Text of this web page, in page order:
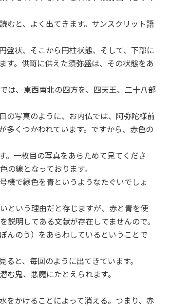
むと、よく出てきます。サンスクリット語
盤状、そこから円柱状態、そして、下部に
す。供笥に供えた須弥盛は、その状態をあ
は、東西南北の四方を、四天王、二十八部
の写真のように、お内仏では、阿弥陀様前
多くつかわれています。ですから、赤色の
。一枚目の写真をあらためて見てくださ
の線となっております。
機で緑色を青というようなたぐいでしょ
という理由だと存じますが、赤と青を使
説明してある文献が存在してませんので。
んのう）をあらわしているということで
と、毎回のように出てきています。
む鬼、悪魔にたとえられます。
をかけることによって消える。つまり、赤